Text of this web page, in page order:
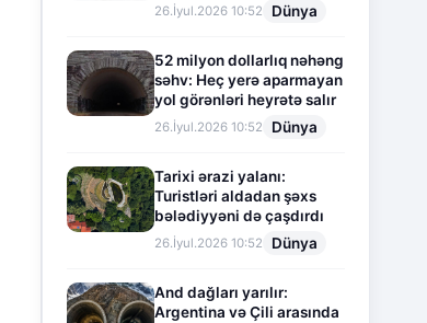
26.İyul.2026 10:52 Dünya
52 milyon dollarlıq nəhəng
səhv: Heç yerə aparmayan
yol görənləri heyrətə salır
26.İyul.2026 10:52 Dünya
Tarixi ərazi yalanı:
Turistləri aldadan şəxs
bələdiyyəni də çaşdırdı
26.İyul.2026 10:52 Dünya
And dağları yarılır:
Argentina və Çili arasında